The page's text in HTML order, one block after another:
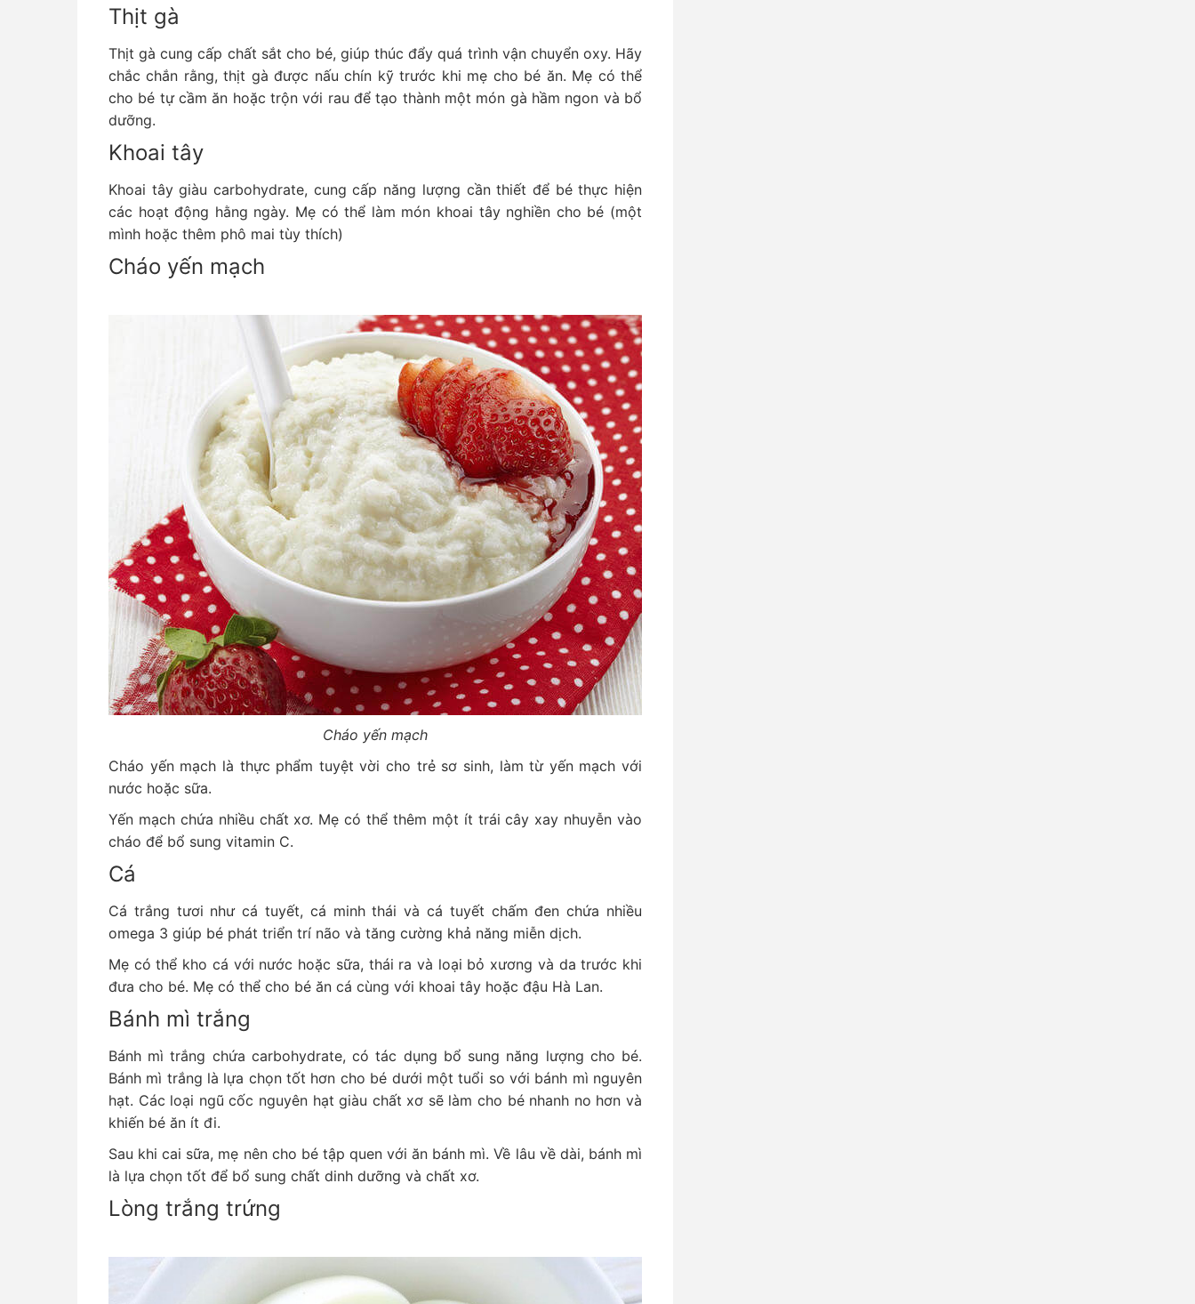
Thịt gà
Thịt gà cung cấp chất sắt cho bé, giúp thúc đẩy quá trình vận chuyển oxy. Hãy
chắc chắn rằng, thịt gà được nấu chín kỹ trước khi mẹ cho bé ăn. Mẹ có thể
cho bé tự cầm ăn hoặc trộn với rau để tạo thành một món gà hầm ngon và bổ
dưỡng.
Khoai tây
Khoai tây giàu carbohydrate, cung cấp năng lượng cần thiết để bé thực hiện
các hoạt động hằng ngày. Mẹ có thể làm món khoai tây nghiền cho bé (một
mình hoặc thêm phô mai tùy thích)
Cháo yến mạch
Cháo yến mạch
Cháo yến mạch là thực phẩm tuyệt vời cho trẻ sơ sinh, làm từ yến mạch với
nước hoặc sữa.
Yến mạch chứa nhiều chất xơ. Mẹ có thể thêm một ít trái cây xay nhuyễn vào
cháo để bổ sung vitamin C.
Cá
Cá trắng tươi như cá tuyết, cá minh thái và cá tuyết chấm đen chứa nhiều
omega 3 giúp bé phát triển trí não và tăng cường khả năng miễn dịch.
Mẹ có thể kho cá với nước hoặc sữa, thái ra và loại bỏ xương và da trước khi
đưa cho bé. Mẹ có thể cho bé ăn cá cùng với khoai tây hoặc đậu Hà Lan.
Bánh mì trắng
Bánh mì trắng chứa carbohydrate, có tác dụng bổ sung năng lượng cho bé.
Bánh mì trắng là lựa chọn tốt hơn cho bé dưới một tuổi so với bánh mì nguyên
hạt. Các loại ngũ cốc nguyên hạt giàu chất xơ sẽ làm cho bé nhanh no hơn và
khiến bé ăn ít đi.
Sau khi cai sữa, mẹ nên cho bé tập quen với ăn bánh mì. Về lâu về dài, bánh mì
là lựa chọn tốt để bổ sung chất dinh dưỡng và chất xơ.
Lòng trắng trứng